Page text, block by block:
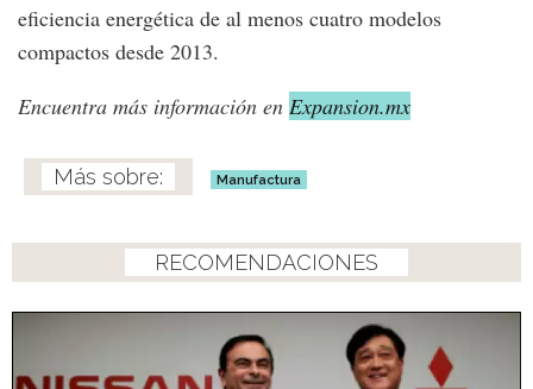
eficiencia energética de al menos cuatro modelos
compactos desde 2013.
Encuentra más información en Expansion.mx
Manufactura
RECOMENDACIONES